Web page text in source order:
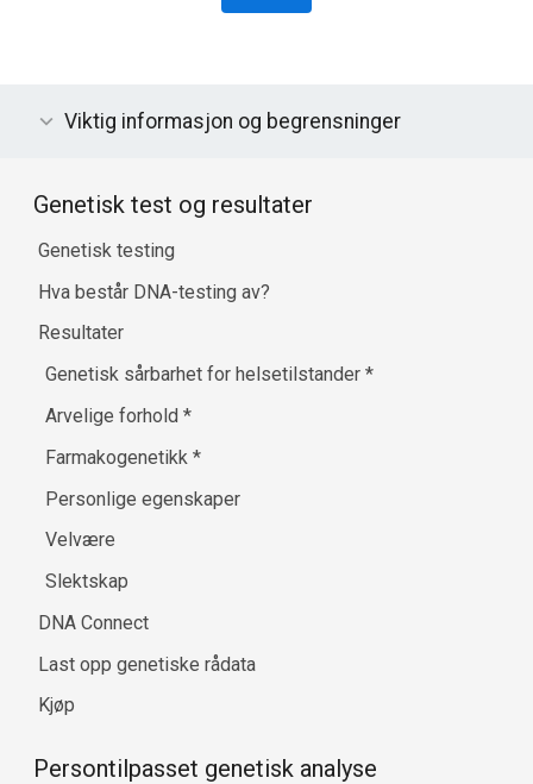
Viktig informasjon og begrensninger
Genetisk test og resultater
Genetisk testing
Hva består DNA-testing av?
Resultater
Genetisk sårbarhet for helsetilstander*
Arvelige forhold*
Farmakogenetikk*
Personlige egenskaper
Velvære
Slektskap
DNA Connect
Last opp genetiske rådata
Kjøp
Persontilpasset genetisk analyse